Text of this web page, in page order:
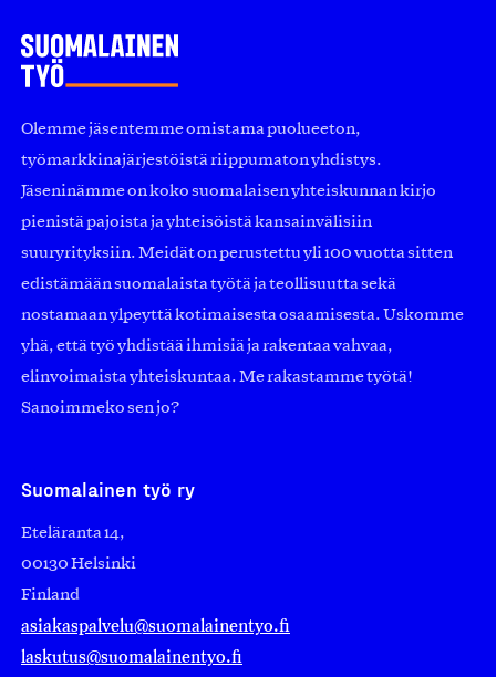
Olemme jäsentemme omistama puolueeton,
työmarkkinajärjestöistä riippumaton yhdistys.
Jäseninämme on koko suomalaisen yhteiskunnan kirjo
pienistä pajoista ja yhteisöistä kansainvälisiin
suuryrityksiin. Meidät on perustettu yli 100 vuotta sitten
edistämään suomalaista työtä ja teollisuutta sekä
nostamaan ylpeyttä kotimaisesta osaamisesta. Uskomme
yhä, että työ yhdistää ihmisiä ja rakentaa vahvaa,
elinvoimaista yhteiskuntaa. Me rakastamme työtä!
Sanoimmeko sen jo?
Suomalainen työ ry
Eteläranta 14,
00130 Helsinki
Finland
asiakaspalvelu@suomalainentyo.fi
laskutus@suomalainentyo.fi